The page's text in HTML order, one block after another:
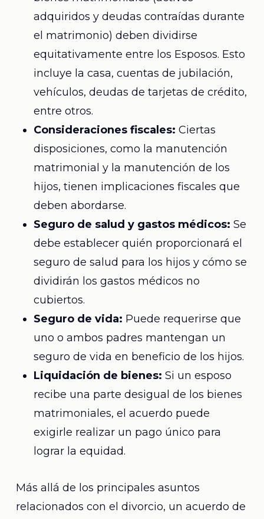
adquiridos y deudas contraídas durante
el matrimonio) deben dividirse
equitativamente entre los Esposos. Esto
incluye la casa, cuentas de jubilación,
vehículos, deudas de tarjetas de crédito,
entre otros.
Consideraciones fiscales: Ciertas
disposiciones, como la manutención
matrimonial y la manutención de los
hijos, tienen implicaciones fiscales que
deben abordarse.
Seguro de salud y gastos médicos: Se
debe establecer quién proporcionará el
seguro de salud para los hijos y cómo se
dividirán los gastos médicos no
cubiertos.
Seguro de vida: Puede requerirse que
uno o ambos padres mantengan un
seguro de vida en beneficio de los hijos.
Liquidación de bienes: Si un esposo
recibe una parte desigual de los bienes
matrimoniales, el acuerdo puede
exigirle realizar un pago único para
lograr la equidad.
Más allá de los principales asuntos
relacionados con el divorcio, un acuerdo de